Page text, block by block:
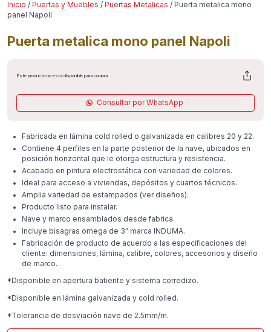
Inicio / Puertas y Muebles / Puertas Metalicas / Puerta metalica mono
panel Napoli
Puerta metalica mono panel Napoli
Este producto no está disponible para compra
Consultar por WhatsApp
Fabricada en lámina cold rolled o galvanizada en calibres 20 y 22.
Contiene 4 perfiles en la parte posterior de la nave, ubicados en
posición horizontal que le otorga estructura y resistencia.
Acabado en pintura electrostática con variedad de colores.
Ideal para acceso a viviendas, depósitos y cuartos técnicos.
Amplia variedad de estampados (ver diseños).
Producto listo para instalar.
Nave y marco ensamblados desde fabrica.
Incluye bisagras omega de 3″ marca INDUMA.
Fabricación de producto de acuerdo a las especificaciones del
cliente: dimensiones, lámina, calibre, colores, accesorios y diseño
de marco.
*Disponible en apertura batiente y sistema corredizo.
*Disponible en lámina galvanizada y cold rolled.
*Tolerancia de desviación nave de 2.5mm/m.